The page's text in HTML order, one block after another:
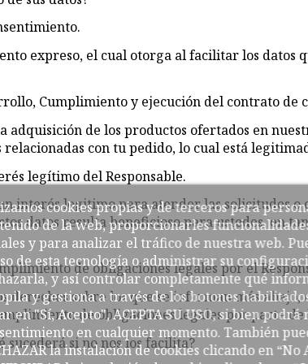
expreso, el cual otorga al facilitar los
Cumplimiento y ejecución del contrato de
adquisición de los productos ofertados en
con tu pedido, lo cual está
legítimo del Responsable.
interés legitimo para atender las solicitudes o
datos resulta beneficioso para ustedes, en
de obligaciones legales por el
sobre los que se informan más
de obligaciones legales por parte
sucederá si no nos los facilita?
cookies propias y de terceros para
de la web, proporcionarles
y para analizar el tráfico de nuestra web.
de esta tecnología o administrar su
y así controlar completamente qué
y gestiona a través de los botones
en "Sí, Acepto", ACEPTA SU USO, si bien
en cualquier momento. También
la instalación de cookies clicando en “No